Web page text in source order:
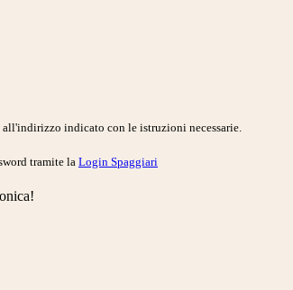
all'indirizzo indicato con le istruzioni necessarie.
tramite la Login Spaggiari